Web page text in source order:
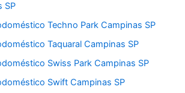
SP
Techno Park Campinas SP
Taquaral Campinas SP
Swiss Park Campinas SP
Swift Campinas SP